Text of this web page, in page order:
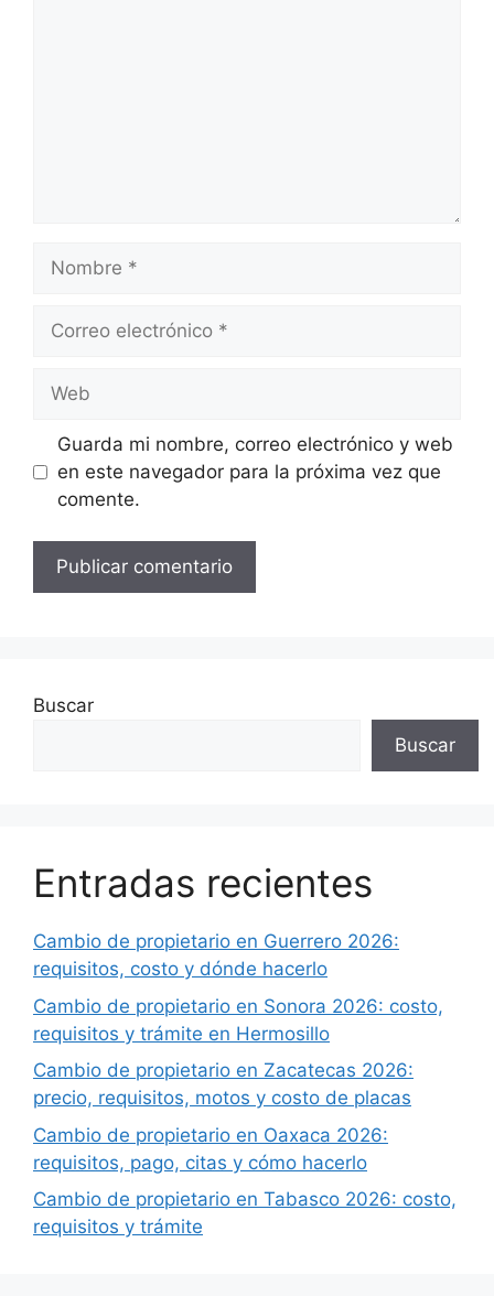
electrónico
Guarda mi nombre, correo electrónico y web
en este navegador para la próxima vez que
comente.
Buscar
Buscar
Entradas recientes
Cambio de propietario en Guerrero 2026:
requisitos, costo y dónde hacerlo
Cambio de propietario en Sonora 2026: costo,
requisitos y trámite en Hermosillo
Cambio de propietario en Zacatecas 2026:
precio, requisitos, motos y costo de placas
Cambio de propietario en Oaxaca 2026:
requisitos, pago, citas y cómo hacerlo
Cambio de propietario en Tabasco 2026: costo,
requisitos y trámite